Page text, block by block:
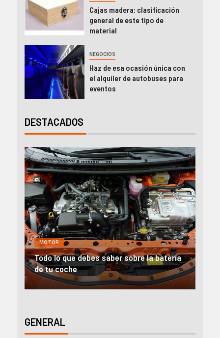
Cajas madera: clasificación
general de este tipo de
material
NEGOCIOS
Haz de esa ocasión única con
el alquiler de autobuses para
eventos
DESTACADOS
GENERAL MOTOR NEGOCIOS
Alquiler furgonetas Valencia: Ideas para
emprender
GENERAL